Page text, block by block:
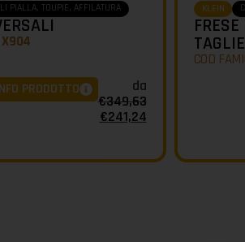
PIALLA, TOUPIE, AFFILATURA
X904
da
€349,63
€241,24
PRODOTTO
KLEIN
COD